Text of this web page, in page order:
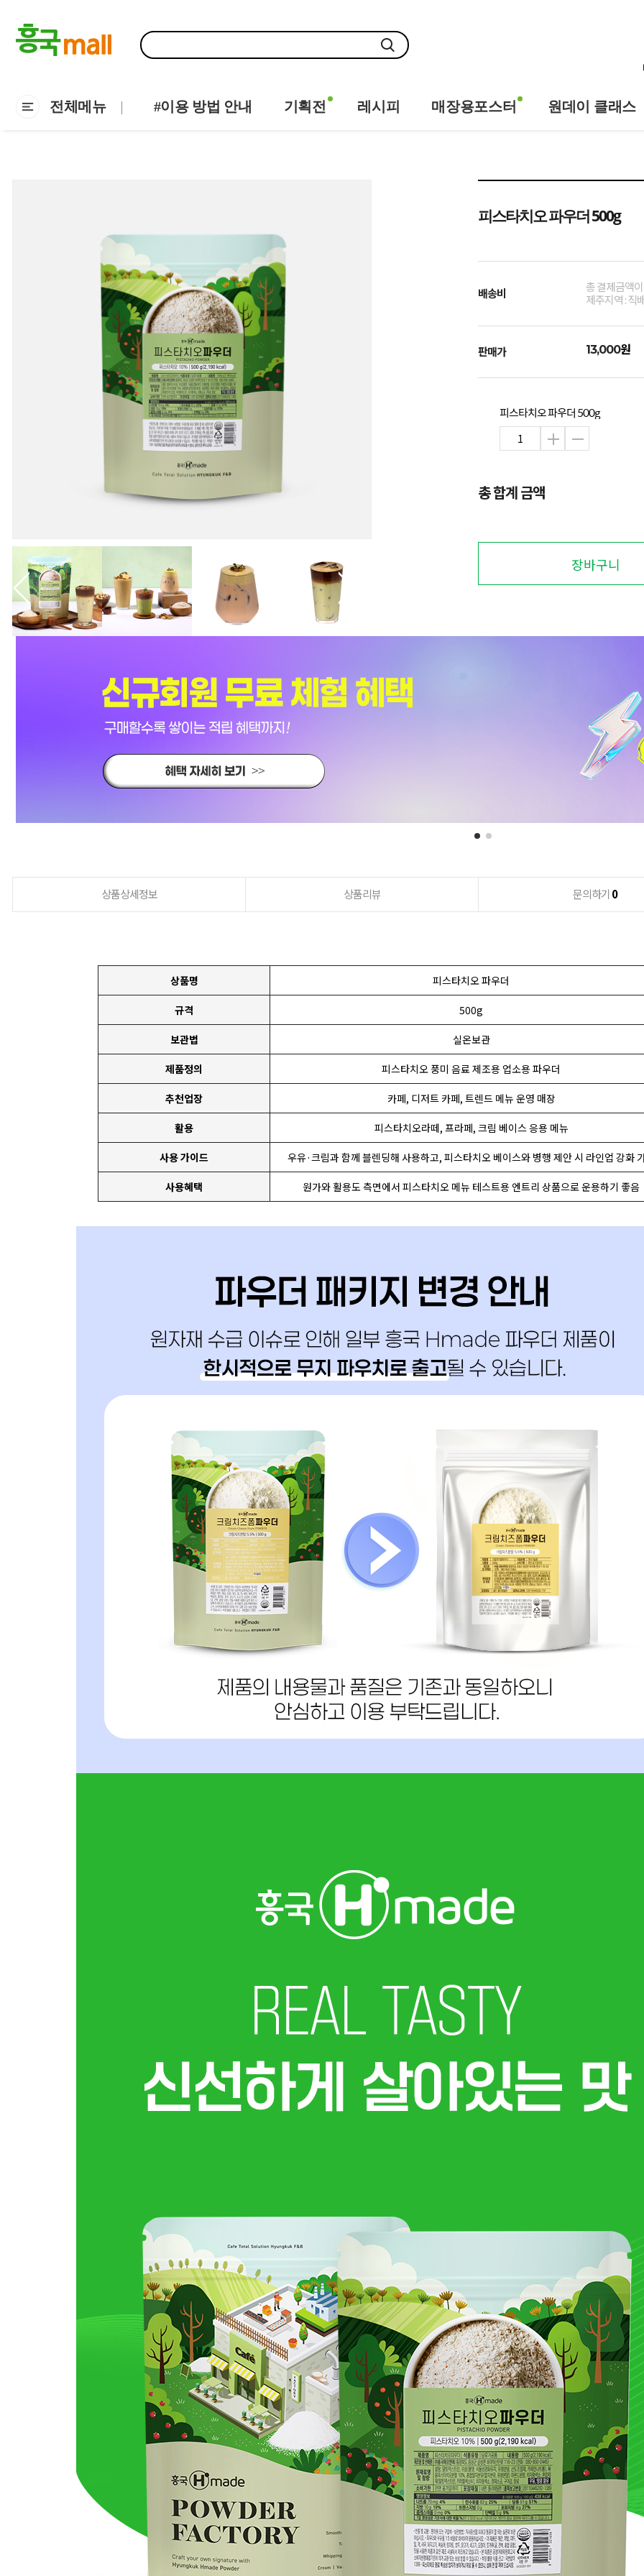
전체메뉴 #이용 방법 안내 기획전 레시피 매장용포스터 원데이 클래스
피스타치오 파우더 500g
배송비
총 결제금액
제주지역 : 직
판매가 13,000원
피스타치오 파우더 500g
총 합계 금액
장바구니
상품상세정보 상품리뷰 문의하기 0
상품명 피스타치오 파우더
규격 500g
보관법 실온보관
제품정의 피스타치오 풍미 음료 제조용 업소용 파우더
추천업장 카페, 디저트 카페, 트렌드 메뉴 운영 매장
활용 피스타치오라떼, 프라페, 크림 베이스 응용 메뉴
사용 가이드 우유·크림과 함께 블렌딩해 사용하고, 피스타치오 베이스와 병행 제안 시 라인업 강화
사용혜택 원가와 활용도 측면에서 피스타치오 메뉴 테스트용 엔트리 상품으로 운용하기 좋음